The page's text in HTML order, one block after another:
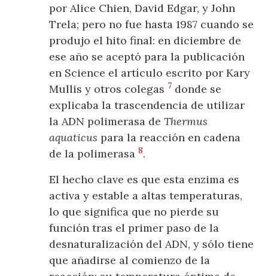
por Alice Chien, David Edgar, y John
Trela; pero no fue hasta 1987 cuando se
produjo el hito final: en diciembre de
ese año se aceptó para la publicación
en Science el artículo escrito por Kary
Mullis y otros colegas 7 donde se
explicaba la trascendencia de utilizar
la ADN polimerasa deThermus
aquaticus para la reacción en cadena
de la polimerasa8.
El hecho clave es que esta enzima es
activa y estable a altas temperaturas,
lo que significa que no pierde su
función tras el primer paso de la
desnaturalización del ADN, y sólo tiene
que añadirse al comienzo de la